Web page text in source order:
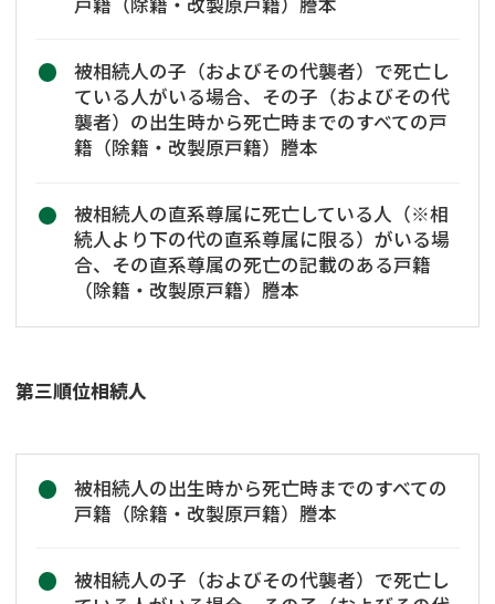
被相続人の子（およびその代襲者）で死亡し
ている人がいる場合、その子（およびその代
襲者）の出生時から死亡時までのすべての戸
籍（除籍・改製原戸籍）謄本
被相続人の直系尊属に死亡している人（※相
続人より下の代の直系尊属に限る）がいる場
合、その直系尊属の死亡の記載のある戸籍
（除籍・改製原戸籍）謄本
第三順位相続人
被相続人の出生時から死亡時までのすべての
戸籍（除籍・改製原戸籍）謄本
被相続人の子（およびその代襲者）で死亡し